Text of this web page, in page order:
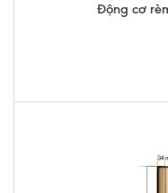
Động cơ